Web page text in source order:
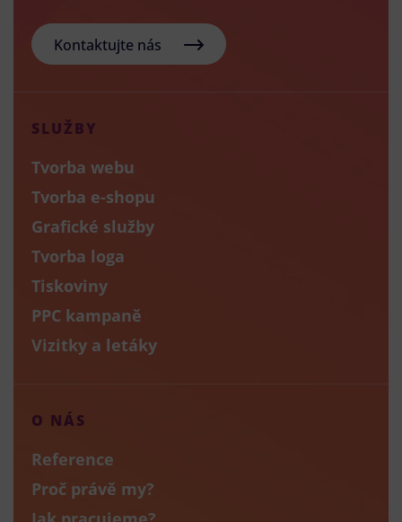
Kontaktujte nás
SLUŽBY
Tvorba webu
Tvorba e-shopu
Grafické služby
Tvorba loga
Tiskoviny
PPC kampaně
Vizitky a letáky
O NÁS
Reference
Proč právě my?